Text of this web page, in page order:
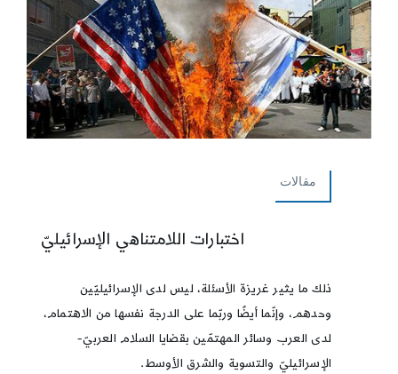
مقالات
اختبارات اللامتناهي الإسرائيليّ
ذلك ما يثير غريزة الأسئلة، ليس لدى الإسرائيليّين
وحدهم، وإنّما أيضًا وربّما على الدرجة نفسها من الاهتمام،
لدى العرب وسائر المهتمّين بقضايا السلام العربيّ-
الإسرائيليّ والتسوية والشرق الأوسط.